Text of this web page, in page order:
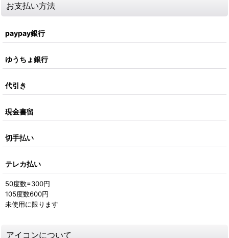
お支払い方法
paypay銀行
ゆうちょ銀行
代引き
現金書留
切手払い
テレカ払い
50度数=300円
105度数600円
未使用に限ります
アイコンについて